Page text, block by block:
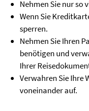
Nehmen Sie nur so
Wenn Sie
sperren.
Nehmen Sie Ihren
benötigen und
Ihrer
Verwahren Sie Ihre
voneinander auf.